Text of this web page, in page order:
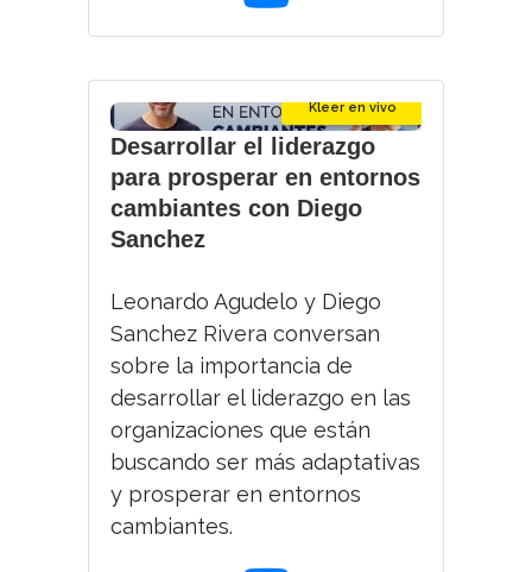
Kleer en vivo
Desarrollar el liderazgo
para prosperar en entornos
cambiantes con Diego
Sanchez
Leonardo Agudelo y Diego
Sanchez Rivera conversan
sobre la importancia de
desarrollar el liderazgo en las
organizaciones que están
buscando ser más adaptativas
y prosperar en entornos
cambiantes.